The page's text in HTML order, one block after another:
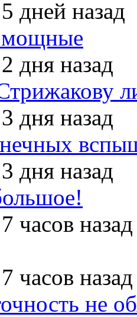
дней назад
дня назад
дня назад
дня назад
часов назад
часов назад
не